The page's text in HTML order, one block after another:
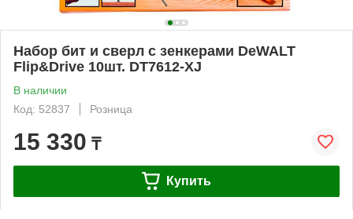
Набор бит и сверл с зенкерами DeWALT
Flip&Drive 10шт. DT7612-XJ
В наличии
Код: 52837
Розница
15 330 ₸
Купить